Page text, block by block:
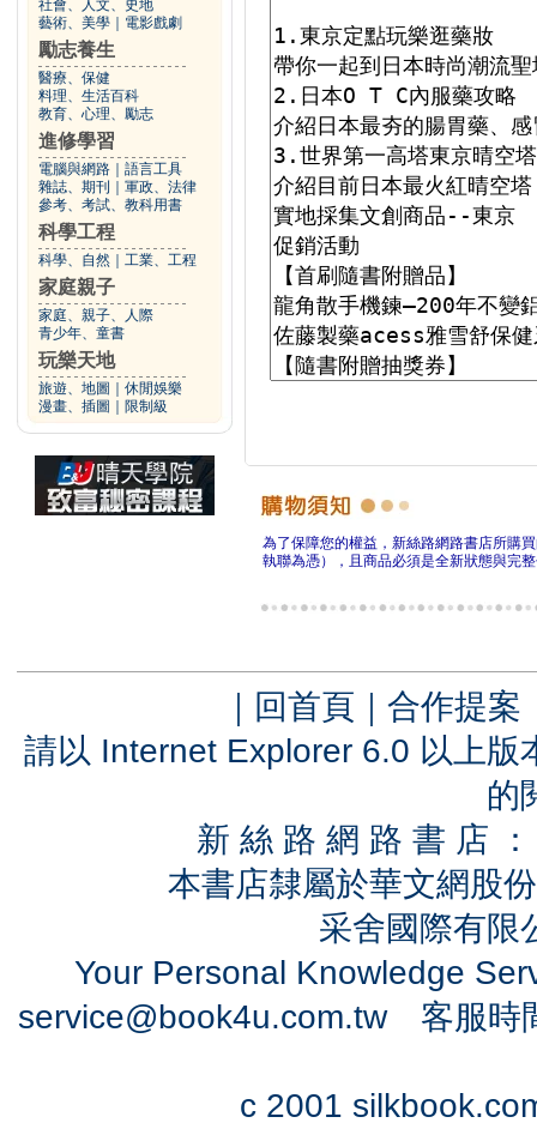
社會、人文、史地
藝術、美學
電影戲劇
勵志養生
醫療、保健
料理、生活百科
教育、心理、勵志
進修學習
電腦與網路
語言工具
雜誌、期刊
軍政、法律
參考、考試、教科用書
科學工程
科學、自然 工業、工程
家庭親子
家庭、親子、人際
青少年、童書
玩樂天地
旅遊、地圖
休閒娛樂
漫畫、插圖
限制級
為了保障您的權益，新絲路網路書店所購
執聯為憑），且商品必須是全新狀態與完
｜ 回首頁 ｜ 合作提案
請以 Internet Explorer 6.0 以上
的
新 絲 路 網 路 書 店
本書店隸屬於華文網股
采舍國際有
Your Personal Knowledge
service@book4u.com.tw客服時
c 2001